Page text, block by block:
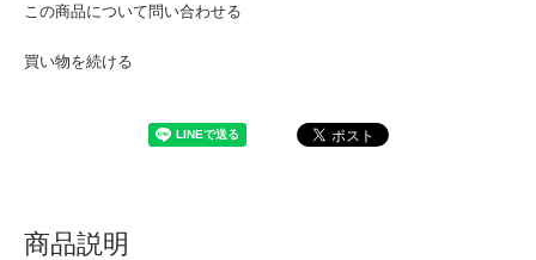
この商品について問い合わせる
買い物を続ける
商品説明